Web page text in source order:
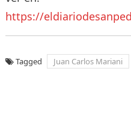
https://
Tagged Juan Carlos Mariani